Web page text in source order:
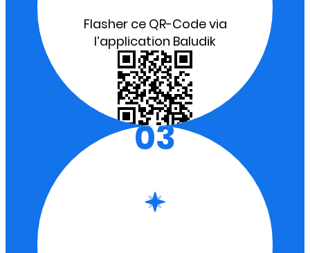
Flasher ce QR-Code via
l’application Baludik
03